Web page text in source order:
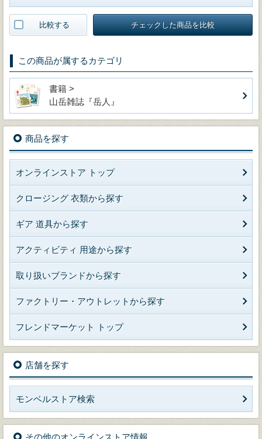
比較する チェックした商品を比較
この商品が属するカテゴリ
書籍 >
山岳雑誌『岳人』
商品を探す
オンラインストア トップ
クロージング 衣類から探す
ギア 道具から探す
アクティビティ 用途から探す
取り扱いブランドから探す
ファクトリー・アウトレットから探す
フレンドマーケット トップ
店舗を探す
モンベルストア検索
その他のオンラインストア情報